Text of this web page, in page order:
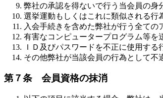
弊社の承認を得ないで行う当会員の身
選挙運動もしくはこれに類似される行
入会手続きを含めた弊社が行う全て
有害なコンピュータープログラム等を
ＩＤ及びパスワードを不正に使用する
その他弊社が当該会員の行為として不
第７条 会員資格の抹消